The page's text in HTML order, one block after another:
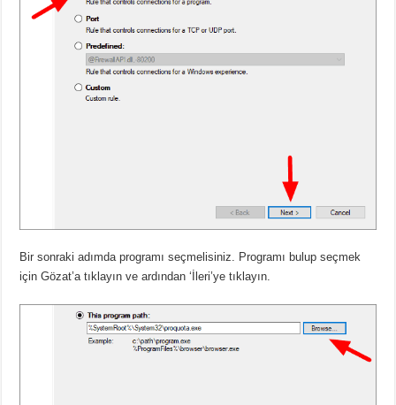
Bir sonraki adımda programı seçmelisiniz. Programı bulup seçmek
için Gözat’a tıklayın ve ardından ‘İleri’ye tıklayın.